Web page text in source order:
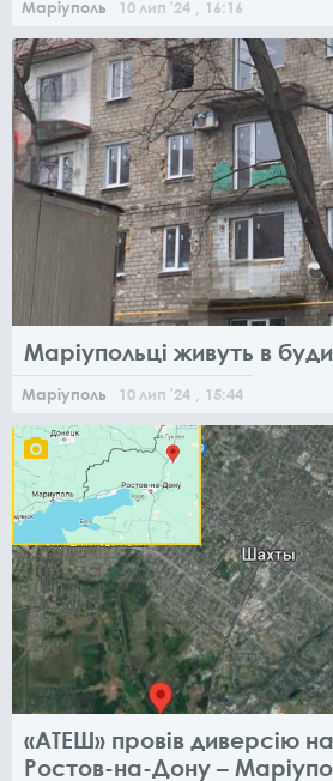
Маріуполь 10 лип '24 , 16:16
Маріупольці живуть в
Маріуполь 10лип '24 , 15:44
«АТЕШ» провів диверсію на
Ростов-на-Дону –